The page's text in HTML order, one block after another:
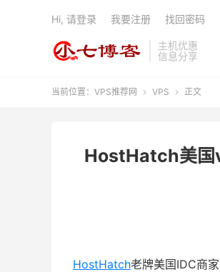
主机优惠
信息分享
Hi, 请登录 我要注册 找回密码
当前位置： VPS推荐网  VPS  正文
HostHatch美国
HostHatch老牌美国IDC商